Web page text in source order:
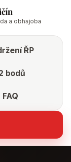
a obhajoba
ŘP
bodů
FAQ